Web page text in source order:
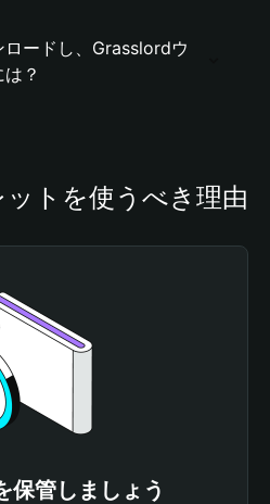
ードし、Grasslordウ
？
トを使うべき理由
保管しましょう